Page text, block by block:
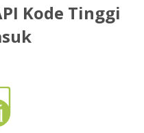
Kode Tinggi